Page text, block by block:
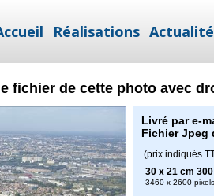
Réalisations Actualité